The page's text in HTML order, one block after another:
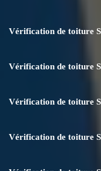
Vérification de toiture
Vérification de toiture
Vérification de toiture
Vérification de toiture